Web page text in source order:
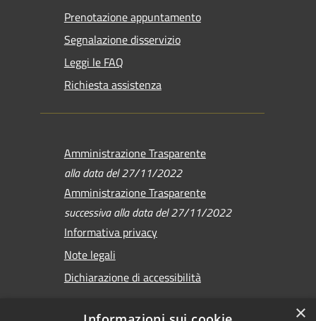
Prenotazione appuntamento
Segnalazione disservizio
Leggi le FAQ
Richiesta assistenza
Amministrazione Trasparente
alla data del 27/11/2022
Amministrazione Trasparente
successiva alla data del 27/11/2022
Informativa privacy
Note legali
Dichiarazione di accessibilità
×